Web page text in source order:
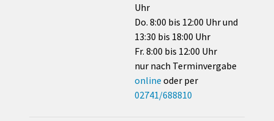
Uhr
Do. 8:00 bis 12:00 Uhr und
13:30 bis 18:00 Uhr
Fr. 8:00 bis 12:00 Uhr
nur nach Terminvergabe
online oder per
02741/688810